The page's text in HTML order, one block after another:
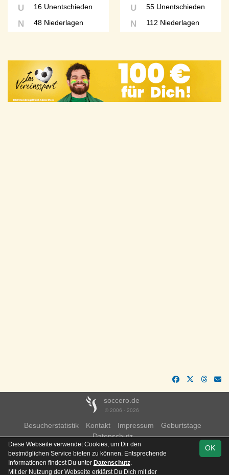
U 16 Unentschieden
N 48 Niederlagen
U 55 Unentschieden
N 112 Niederlagen
soccero.de
© 2006 - 2026
Besucherstatistik Kontakt Impressum
Geburtstage
Datenschutz
OK
Diese Webseite verwendet Cookies, um Dir den
bestmöglichen Service bieten zu können. Entsprechende
Informationen findest Du unter Datenschutz.
Mit der Nutzung der Webseite erklärst Du Dich mit der